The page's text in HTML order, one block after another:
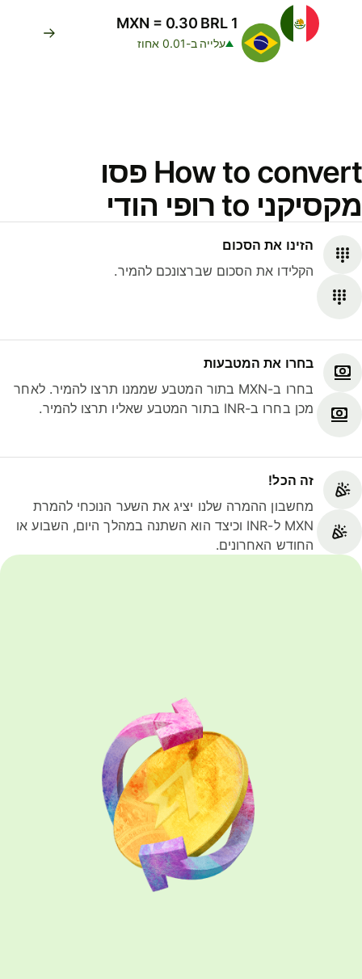
1 MXN = 0.30 BRL
עלייה ב-0.01 אחוז
How to convert פסו
מקסיקני to רופי הודי
הזינו את הסכום
הקלידו את הסכום שברצונכם להמיר.
בחרו את המטבעות
בחרו ב-MXN בתור המטבע שממנו תרצו להמיר. לאחר
מכן בחרו ב-INR בתור המטבע שאליו תרצו להמיר.
זה הכל!
מחשבון ההמרה שלנו יציג את השער הנוכחי להמרת
MXN ל-INR וכיצד הוא השתנה במהלך היום, השבוע או
החודש האחרונים.